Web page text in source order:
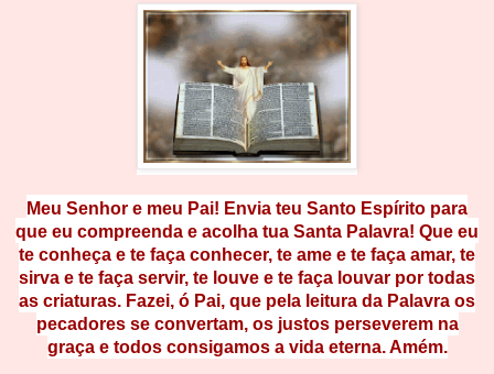
Meu Senhor e meu Pai! Envia teu Santo Espírito para
que eu compreenda e acolha tua Santa Palavra! Que eu
te conheça e te faça conhecer, te ame e te faça amar, te
sirva e te faça servir, te louve e te faça louvar por todas
as criaturas. Fazei, ó Pai, que pela leitura da Palavra os
pecadores se convertam, os justos perseverem na
graça e todos consigamos a vida eterna. Amém.